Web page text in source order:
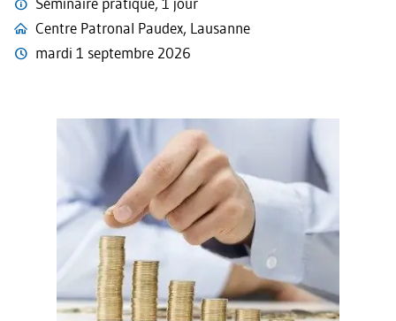
Centre Patronal Paudex, Lausanne
mardi 1 septembre 2026